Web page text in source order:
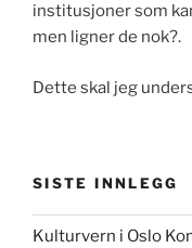
institusjoner som
men ligner de nok?.
Dette skal jeg
SISTE INNLEGG
Kulturvern i Oslo